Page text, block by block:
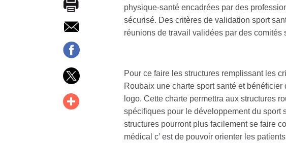
physique-santé encadrées par des
sécurisé. Des critères de validation sport
réunions de travail validées par des comités
Pour ce faire les structures remplissant les
Roubaix une charte sport santé et bénéficier
logo. Cette charte permettra aux structures
spécifiques pour le développement du sport
structures pourront plus facilement se faire
médical c’ est de pouvoir orienter les